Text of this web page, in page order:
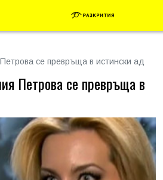
се превръща в истински ад
Петрова се превръща в